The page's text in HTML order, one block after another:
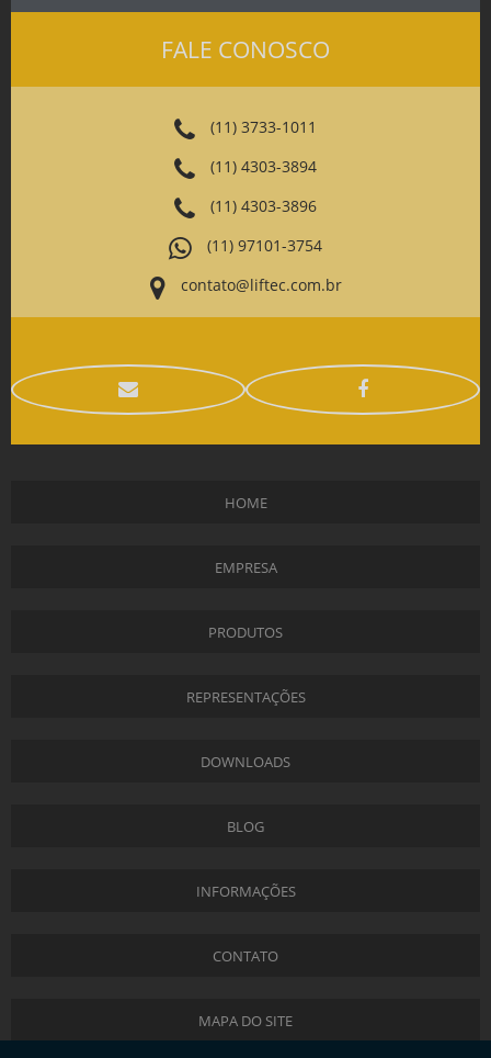
FALE CONOSCO
(11) 3733-1011
(11) 4303-3894
(11) 4303-3896
(11) 97101-3754
contato@liftec.com.br
HOME
EMPRESA
PRODUTOS
REPRESENTAÇÕES
DOWNLOADS
BLOG
INFORMAÇÕES
CONTATO
MAPA DO SITE